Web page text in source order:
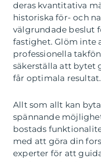
deras kvantitativa
historiska för- och
välgrundade beslut
fastighet. Glöm inte
professionella
säkerställa att bytet
får optimala resultat.
Allt som allt kan
spännande
bostads
med att göra din
experter för att